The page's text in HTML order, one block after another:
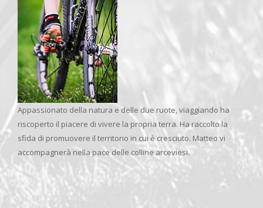
Appassionato della natura e delle due ruote, viaggiando ha
riscoperto il piacere di vivere la propria terra. Ha raccolto la
sfida di promuovere il territorio in cui è cresciuto. Matteo vi
accompagnerà nella pace delle colline arceviesi.